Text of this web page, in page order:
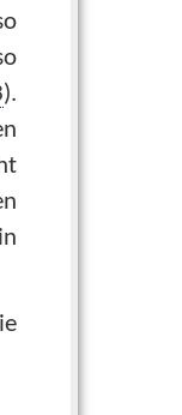
).